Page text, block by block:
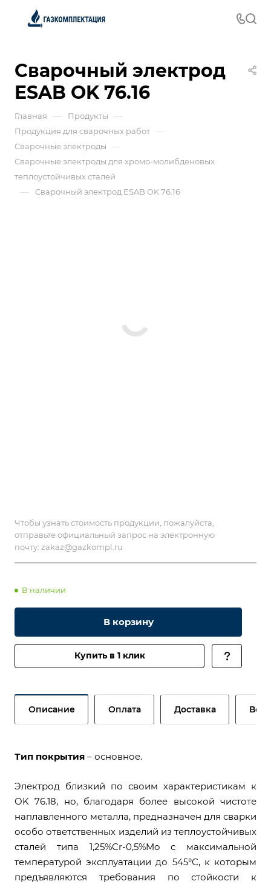
Сварочный электрод
ESAB OK 76.16
Главная — Продукты —
Продукция для сварочных работ —
Сварочные электроды —
Сварочные электроды для хромо-молибденовых
теплоустойчивых сталей
— Сварочный электрод ESAB OK 76.16
Чтобы узнать стоимость продукции, пожалуйста,
отправьте официальный запрос на электронную
почту: zakaz@gazkompl.ru
В наличии
В корзину
Купить в 1 клик
Описание Оплата Доставка
Тип покрытия – основное.
Электрод близкий по своим характеристикам к
OK 76.18, но, благодаря более высокой чистоте
наплавленного металла, предназначен для сварки
особо ответственных изделий из теплоустойчивых
сталей типа 1,25%Cr-0,5%Mo с максимальной
температурой эксплуатации до 545°С, к которым
предъявляются требования по стойкости к